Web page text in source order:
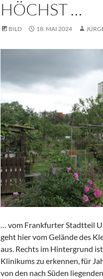
HÖCHST …
BILD 18. MAI 2024
… vom Frankfurter Stadtteil
geht hier vom Gelände des
aus. Rechts im Hintergrund
Klinikums zu erkennen, für
von den nach Süden